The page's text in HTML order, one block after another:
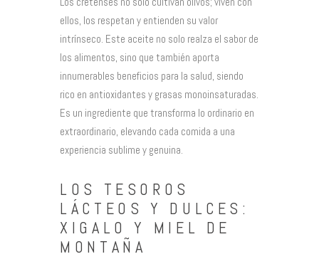
ellos, los respetan y entienden su valor
intrínseco. Este aceite no solo realza el sabor de
los alimentos, sino que también aporta
innumerables beneficios para la salud, siendo
rico en antioxidantes y grasas monoinsaturadas.
Es un ingrediente que transforma lo ordinario en
extraordinario, elevando cada comida a una
experiencia sublime y genuina.
LOS TESOROS
LÁCTEOS Y DULCES:
XIGALO Y MIEL DE
MONTAÑA